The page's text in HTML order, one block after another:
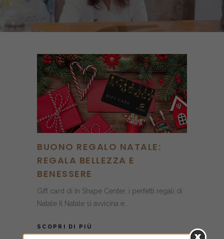
BUONO REGALO NATALE:
REGALA BELLEZZA E
BENESSERE
Gift card di In Shape Center, i perfetti regali di
Natale Il Natale si avvicina e...
SCOPRI DI PIÙ